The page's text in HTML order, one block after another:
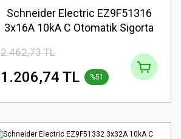
Schneider Electric EZ9F51316
3x16A 10kA C Otomatik Sigorta
2.462,73 TL
1.206,74 TL %51